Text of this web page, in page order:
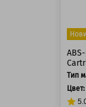
Тип
Цвет: